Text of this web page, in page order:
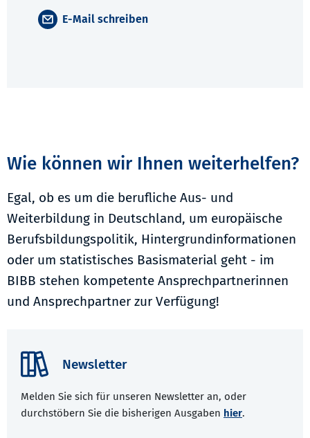
E-Mail schreiben
Wie können wir Ihnen weiterhelfen?
Egal, ob es um die berufliche Aus- und
Weiterbildung in Deutschland, um europäische
Berufsbildungspolitik, Hintergrundinformationen
oder um statistisches Basismaterial geht - im
BIBB stehen kompetente Ansprechpartnerinnen
und Ansprechpartner zur Verfügung!
Newsletter
Melden Sie sich für unseren Newsletter an, oder
durchstöbern Sie die bisherigen Ausgaben hier.